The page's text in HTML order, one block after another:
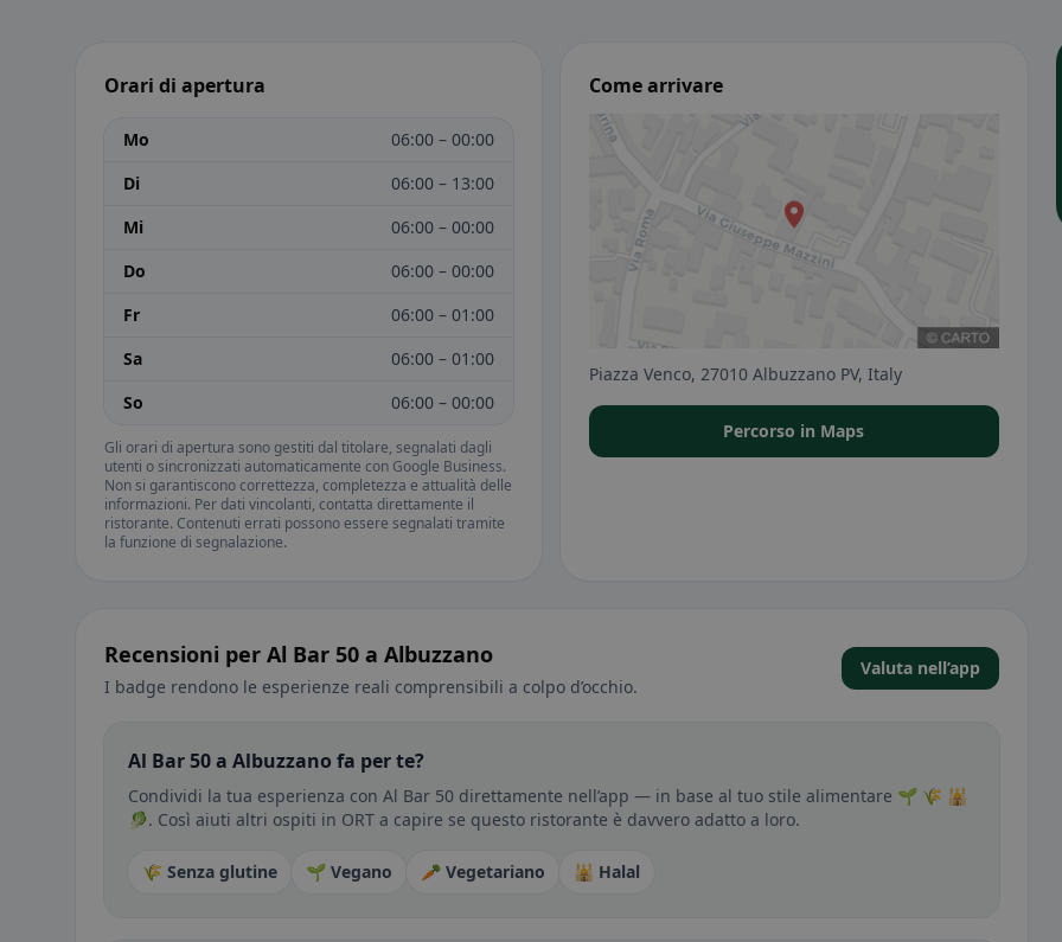
Orari di apertura
Mo
06:00 – 00:00
Di
06:00 – 13:00
Mi
06:00 – 00:00
Do
06:00 – 00:00
Fr
06:00 – 01:00
Sa
06:00 – 01:00
So
06:00 – 00:00
Gli orari di apertura sono gestiti dal titolare, segnalati dagli
utenti o sincronizzati automaticamente con Google Business.
Non si garantiscono correttezza, completezza e attualità delle
informazioni. Per dati vincolanti, contatta direttamente il
ristorante. Contenuti errati possono essere segnalati tramite
la funzione di segnalazione.
Come arrivare
Piazza Venco, 27010 Albuzzano PV, Italy
Percorso in Maps
Recensioni per Al Bar 50 a Albuzzano
I badge rendono le esperienze reali comprensibili a colpo d’occhio.
Valuta nell’app
Al Bar 50 a Albuzzano fa per te?
Condividi la tua esperienza con Al Bar 50 direttamente nell’app — in base al tuo stile alimentare 🌱 🌾 🕌
🥬. Così aiuti altri ospiti in ORT a capire se questo ristorante è davvero adatto a loro.
🌾 Senza glutine 🌱 Vegano 🥕 Vegetariano 🕌 Halal